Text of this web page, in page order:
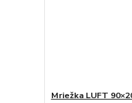
Mriežka LUFT